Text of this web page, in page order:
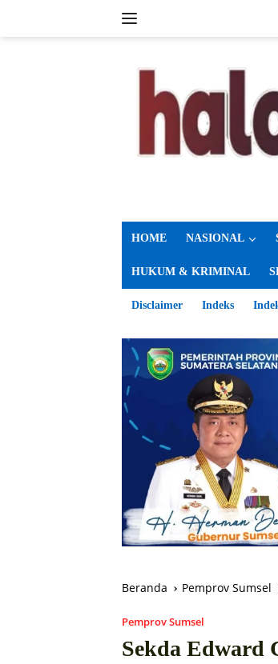
HOME NASIONAL
HUKUM & KRIMINAL
Disclaimer Indeks
Beranda Pemprov Sumsel
Pemprov Sumsel
Sekda Edward